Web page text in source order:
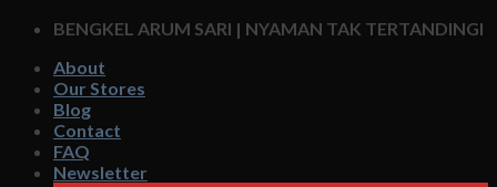
Skip
content
BENGKEL ARUM SARI | NYAMAN TAK TERTANDINGI
About
Our Stores
Blog
Contact
FAQ
Newsletter